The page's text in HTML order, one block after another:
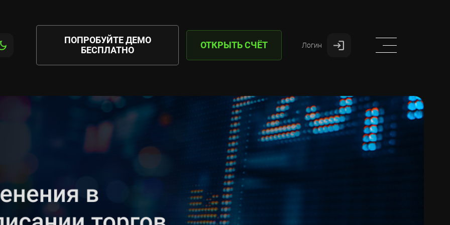
ПОПРОБУЙТЕ ДЕМО
БЕСПЛАТНО
ОТКРЫТЬ СЧЁТ Логин